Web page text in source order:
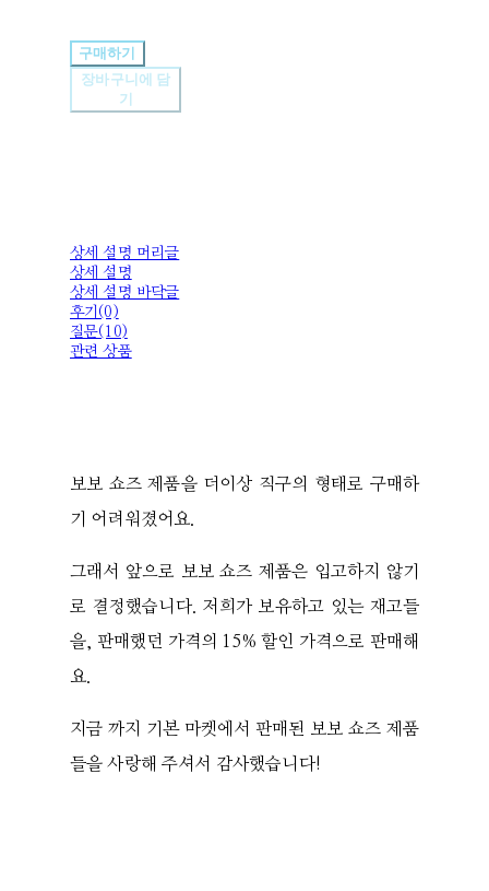
구매하기
장바구니에 담
기
상세 설명 머리글
상세 설명
상세 설명 바닥글
후기(0)
질문(10)
관련 상품
보보 쇼즈 제품을 더이상 직구의 형태로 구매하
기 어려워졌어요.
그래서 앞으로 보보 쇼즈 제품은 입고하지 않기
로 결정했습니다. 저희가 보유하고 있는 재고들
을, 판매했던 가격의 15% 할인 가격으로 판매해
요.
지금 까지 기본 마켓에서 판매된 보보 쇼즈 제품
들을 사랑해 주셔서 감사했습니다!